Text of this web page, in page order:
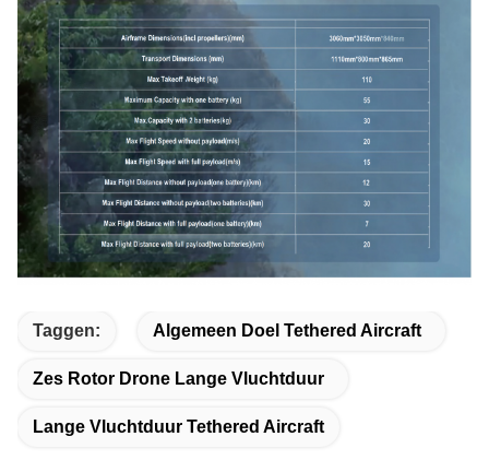
Taggen: Algemeen Doel Tethered Aircraft
Zes Rotor Drone Lange Vluchtduur
Lange Vluchtduur Tethered Aircraft